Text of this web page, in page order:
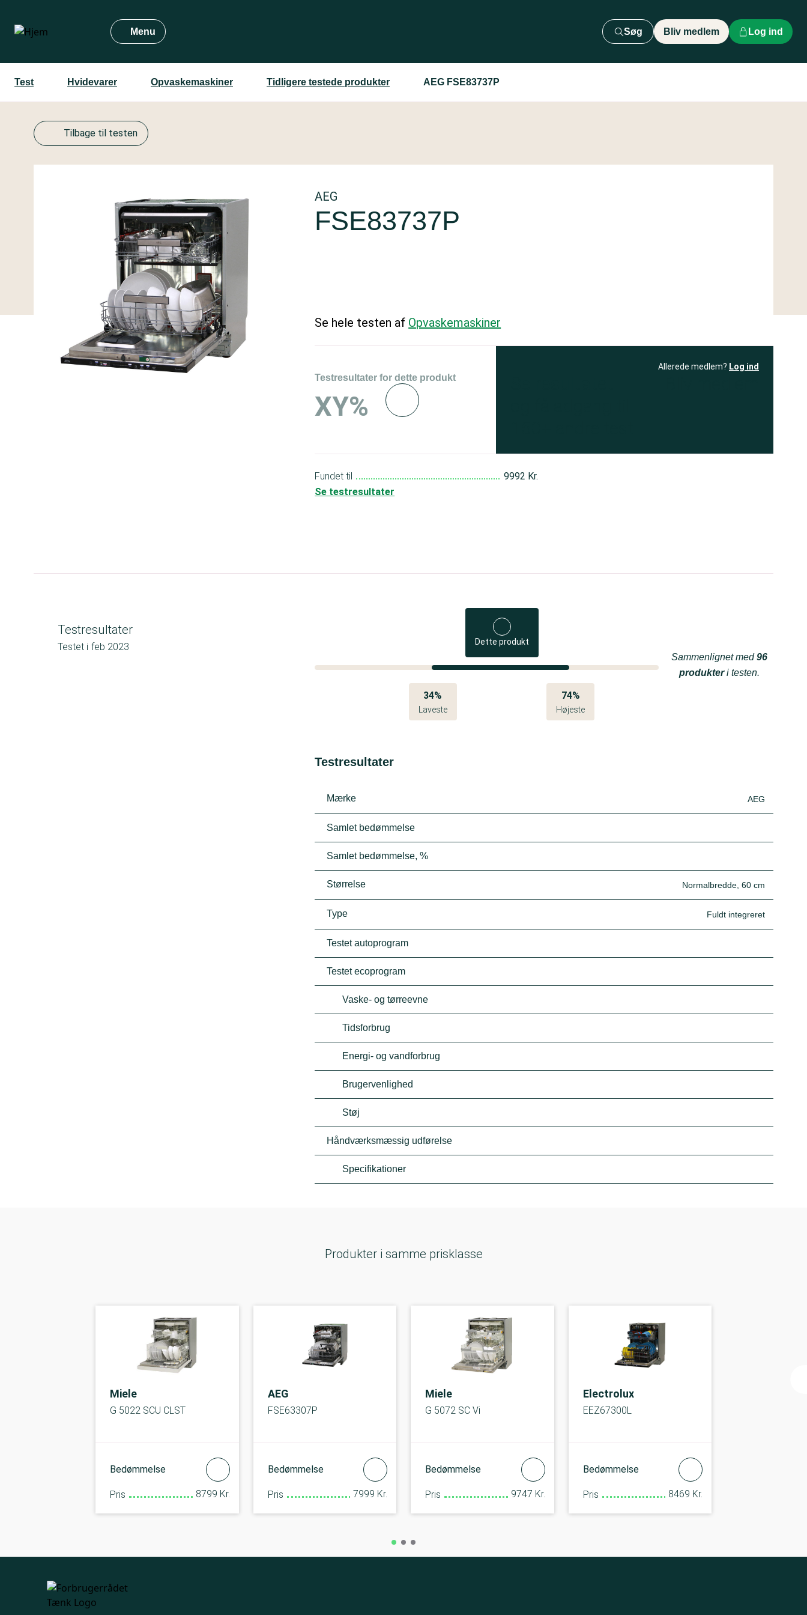
hovedindhold
Menu Søg Bliv medlem Log ind
Test Hvidevarer Opvaskemaskiner Tidligere testede produkter AEG FSE83737P
Tilbage til testen
AEG
FSE83737P
Se hele testen af Opvaskemaskiner
Testresultater for dette produkt
XY%
Allerede medlem? Log ind
Fundet til
9992 Kr.
Se testresultater
Testresultater
Testet i feb 2023 Dette produkt
34%
Laveste
74%
Højeste
Sammenlignet med96
produkteri testen.
Testresultater
Mærke AEG
Samlet bedømmelse
Samlet bedømmelse, %
Størrelse Normalbredde, 60 cm
Type Fuldt integreret
Testet autoprogram
Testet ecoprogram
Vaske- og tørreevne
Tidsforbrug
Energi- og vandforbrug
Brugervenlighed
Støj
Håndværksmæssig udførelse
Specifikationer
Produkter i samme prisklasse
Miele
G 5022 SCU CLST
Bedømmelse
Pris 8799 Kr.
AEG
FSE63307P
Bedømmelse
Pris 7999 Kr.
Miele
G 5072 SC Vi
Bedømmelse
Pris 9747 Kr.
Electrolux
EEZ67300L
Bedømmelse
Pris 8469 Kr.